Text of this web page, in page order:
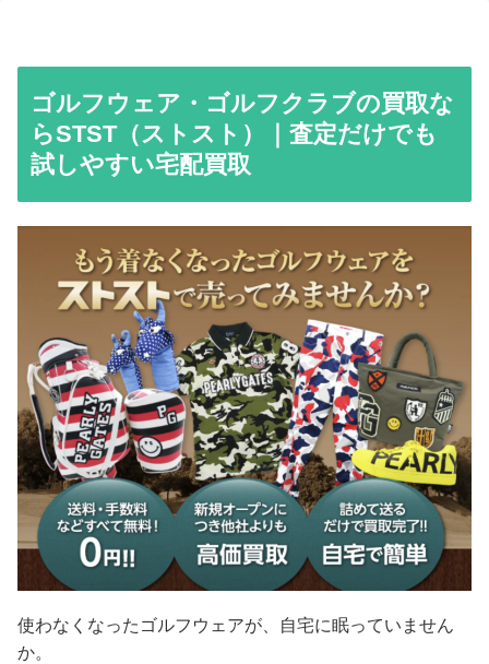
ゴルフウェア・ゴルフクラブの買取な
らSTST（ストスト）｜査定だけでも
試しやすい宅配買取
使わなくなったゴルフウェアが、自宅に眠っていません
か。